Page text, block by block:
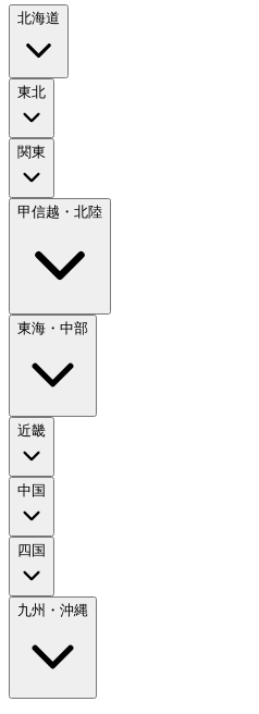
北海道
東北
関東
甲信越・北陸
東海・中部
近畿
中国
四国
九州・沖縄